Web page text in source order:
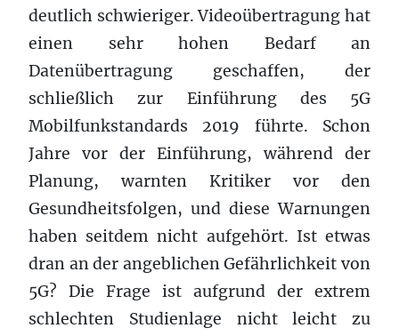
deutlich schwieriger. Videoübertragung hat
einen sehr hohen Bedarf an
Datenübertragung geschaffen, der
schließlich zur Einführung des 5G
Mobilfunkstandards 2019 führte. Schon
Jahre vor der Einführung, während der
Planung, warnten Kritiker vor den
Gesundheitsfolgen, und diese Warnungen
haben seitdem nicht aufgehört. Ist etwas
dran an der angeblichen Gefährlichkeit von
5G? Die Frage ist aufgrund der extrem
schlechten Studienlage nicht leicht zu